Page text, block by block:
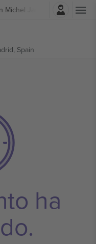
Michel Jarre
sesión
Spain
ha